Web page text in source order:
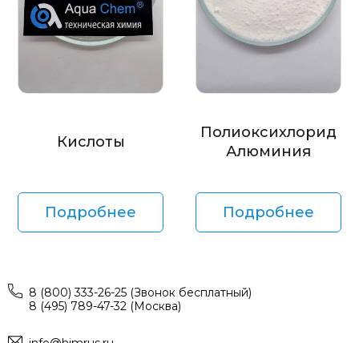
Кислоты
Подробнее
Полиоксихлорид
Алюминия
Подробнее
8 (800) 333-26-25 (Звонок бесплатный)
8 (495) 789-47-32 (Москва)